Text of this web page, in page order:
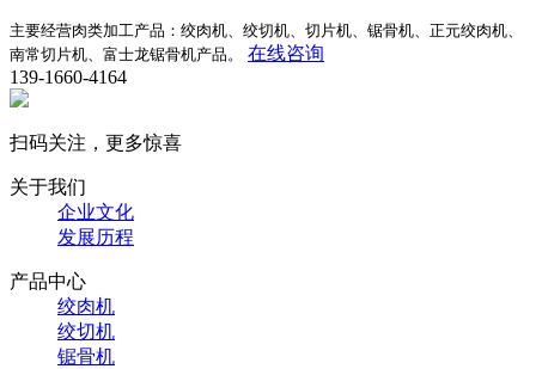
主要经营肉类加工产品：绞肉机、绞切机、切片机、锯骨机、正元绞肉机、
南常切片机、富士龙锯骨机产品。
在线咨询
139-1660-4164
扫码关注，更多惊喜
关于我们
企业文化
发展历程
产品中心
绞肉机
绞切机
锯骨机